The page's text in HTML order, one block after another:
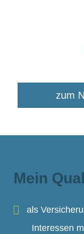
zum
Mein
als
Interessen